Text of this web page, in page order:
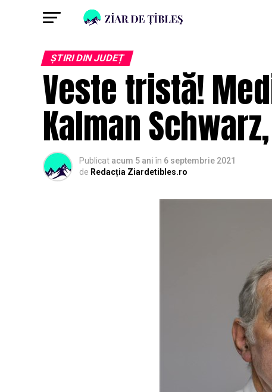
ȘTIRI DIN JUDEȚ
Veste tristă!
Kalman
Publicat acum 5 ani în 6 septembrie 2021
de Redacția Ziardetibles.ro